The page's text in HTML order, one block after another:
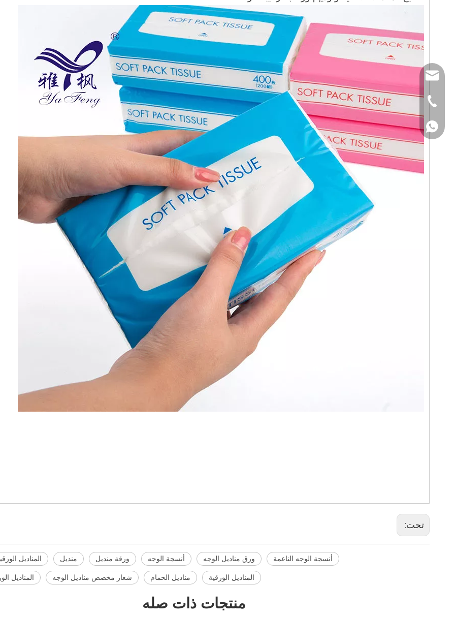
تحت:
المناديل منديل ورقة منديل أنسجة الوجه ورق مناديل الوجه أنسجة الوجه الناعمة
المناديل شعار مخصص مناديل الوجه مناديل الحمام المناديل الورقية
منتجات ذات صله
+86-750-6896682
Nandy